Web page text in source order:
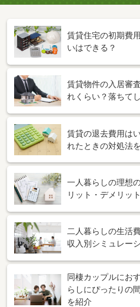
賃貸住宅の初期費
いはできる？
賃貸物件の入居審
れくらい？落ちて
賃貸の退去費用は
れたときの対処法
一人暮らしの理想
リット・デメリッ
二人暮らしの生活
収入別シミュレー
同棲カップルにお
らしにぴったりの
を紹介